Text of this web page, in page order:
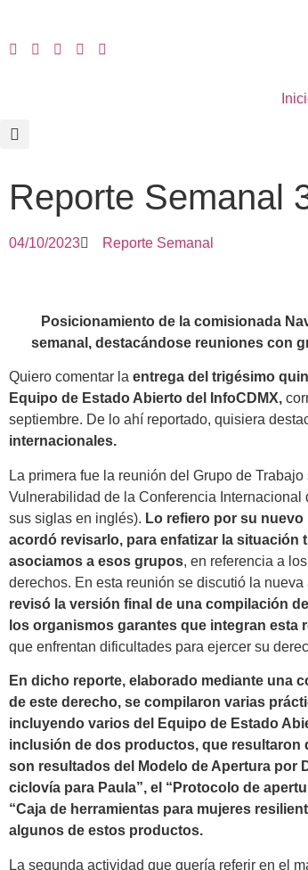
Reporte Semanal
04/10/2023 Reporte Semanal
Posicionamiento de la comisionada
semanal, destacándose reuniones con
Quiero comentar la entrega del trigésimo
Equipo de Estado Abierto del InfoCDMX,
septiembre. De lo ahí reportado, quisiera
internacionales.
La primera fue la reunión del Grupo de
Vulnerabilidad de la Conferencia
sus siglas en inglés). Lo refiero por su
acordó revisarlo, para enfatizar la situación
asociamos a esos grupos, en referencia a
derechos. En esta reunión se discutió la nueva
revisó la versión final de una compilación
los organismos garantes que integran esta
que enfrentan dificultades para ejercer su
En dicho reporte, elaborado mediante una
de este derecho, se compilaron varias
incluyendo varios del Equipo de Estado
inclusión de dos productos, que resultaron
son resultados del Modelo de Apertura por
ciclovía para Paula”, el “Protocolo de
“Caja de herramientas para mujeres
algunos de estos productos.
La segunda actividad que quería referir en el